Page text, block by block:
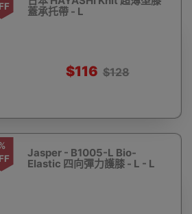
蓋承托帶 - L
$116 $128
Jasper - B1005-L Bio-
Elastic 四向彈力護膝 - L - L